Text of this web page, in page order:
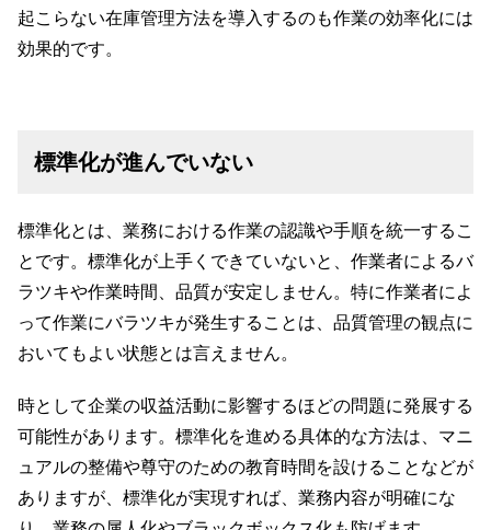
起こらない在庫管理方法を導入するのも作業の効率化には
効果的です。
標準化が進んでいない
標準化とは、業務における作業の認識や手順を統一するこ
とです。標準化が上手くできていないと、作業者によるバ
ラツキや作業時間、品質が安定しません。特に作業者によ
って作業にバラツキが発生することは、品質管理の観点に
おいてもよい状態とは言えません。
時として企業の収益活動に影響するほどの問題に発展する
可能性があります。標準化を進める具体的な方法は、マニ
ュアルの整備や尊守のための教育時間を設けることなどが
ありますが、標準化が実現すれば、業務内容が明確にな